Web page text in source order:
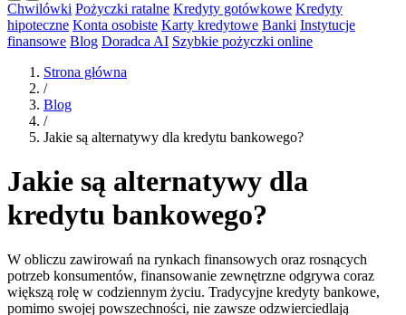
Chwilówki Pożyczki ratalne Kredyty gotówkowe Kredyty
hipoteczne Konta osobiste Karty kredytowe Banki Instytucje
finansowe Blog Doradca AI Szybkie pożyczki online
Strona główna
/
Blog
/
Jakie są alternatywy dla kredytu bankowego?
Jakie są alternatywy dla
kredytu bankowego?
W obliczu zawirowań na rynkach finansowych oraz rosnących
potrzeb konsumentów, finansowanie zewnętrzne odgrywa coraz
większą rolę w codziennym życiu. Tradycyjne kredyty bankowe,
pomimo swojej powszechności, nie zawsze odzwierciedlają